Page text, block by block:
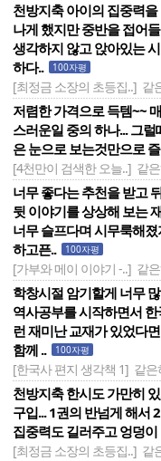
천방지축 아이의 집중력
나게 했지만 중반을 접어
생각하지 않고 앉아있는
하다..
100자평
[최정금 소장의 초등집..] 같
저렴한 가격으로 득템~~
스러운일 중의 하나... 그
은 눈으로 보는것만으로
[4천만이 검색한 오늘..] 같
너무 좋다는 추천을 받고
뒷 이야기를 상상해 보는
너무 슬프다며 시무룩해
하고픈..
100자평
[가부와 메이 이야기 -..] 같
학창시절 암기할게 너무
역사공부를 시작하면서
런 재미난 교재가 있었다
함께 ..
100자평
[한국사 편지 생각책 1] 같
천방지축 한시도 가만히
구입... 1권의 반넘게 해서
집중력도 길러주고 엉덩
[최정금 소장의 초등집..] 같